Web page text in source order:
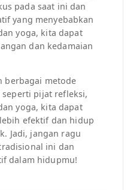
pada saat ini dan
yang menyebabkan
yoga, kita dapat
dan kedamaian
berbagai metode
pijat refleksi,
yoga, kita dapat
efektif dan hidup
Jadi, jangan ragu
ini dan
dalam hidupmu!